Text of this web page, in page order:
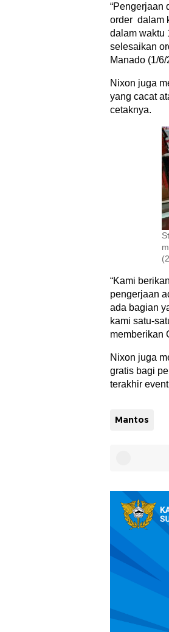
“Pengerjaan
order dalam
dalam waktu
selesaikan
Manado (1/6/
Nixon juga
yang cacat
cetaknya.
“Kami
pengerjaan
ada bagian
kami satu-
memberikan
Nixon juga
gratis bagi
terakhir
Mantos